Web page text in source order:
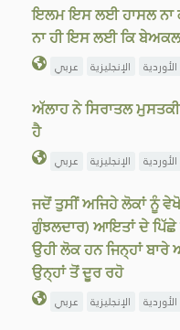
ਇਲਮ ਇਸ ਲਈ ਹਾਸਲ ਨਾ
ਨਾ ਹੀ ਇਸ ਲਈ ਕਿ
عربي الإنجليزية الأوردية
ਅੱਲਾਹ ਨੇ ਸਿਰਾਤਲ
ਹੈ
عربي الإنجليزية الأوردية
ਜਦੋਂ ਤੁਸੀਂ ਅਜਿਹੇ ਲੋਕਾਂ ਨੂੰ
ਗੁੰਝਲਦਾਰ) ਆਇਤਾਂ ਦੇ
ਉਹੀ ਲੋਕ ਹਨ ਜਿਨ੍ਹਾਂ ਬਾਰੇ
ਉਨ੍ਹਾਂ ਤੋਂ ਦੂਰ ਰਹੋ
عربي الإنجليزية الأوردية